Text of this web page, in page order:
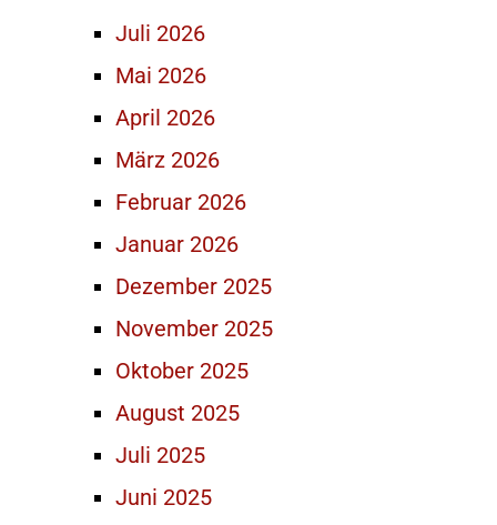
Juli 2026
Mai 2026
April 2026
März 2026
Februar 2026
Januar 2026
Dezember 2025
November 2025
Oktober 2025
August 2025
Juli 2025
Juni 2025